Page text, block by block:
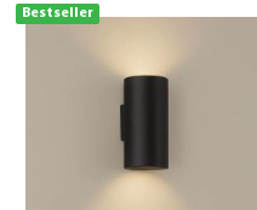
Bestseller